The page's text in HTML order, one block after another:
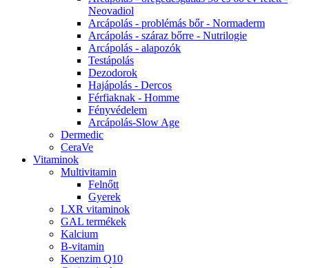
Neovadiol
Arcápolás - problémás bőr - Normaderm
Arcápolás - száraz bőrre - Nutrilogie
Arcápolás - alapozók
Testápolás
Dezodorok
Hajápolás - Dercos
Férfiaknak - Homme
Fényvédelem
Arcápolás-Slow Age
Dermedic
CeraVe
Vitaminok
Multivitamin
Felnőtt
Gyerek
LXR vitaminok
GAL termékek
Kalcium
B-vitamin
Koenzim Q10